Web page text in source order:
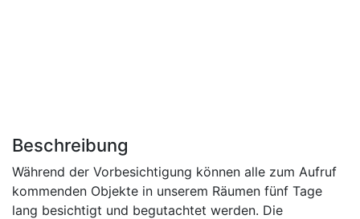
Beschreibung
Während der Vorbesichtigung können alle zum Aufruf
kommenden Objekte in unserem Räumen fünf Tage
lang besichtigt und begutachtet werden. Die